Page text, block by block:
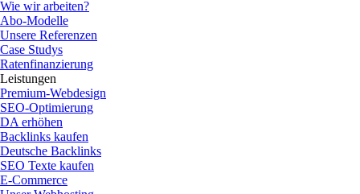
Wie wir arbeiten?
Abo-Modelle
Unsere Referenzen
Case Studys
Ratenfinanzierung
Leistungen
Premium-Webdesign
SEO-Optimierung
DA erhöhen
Backlinks kaufen
Deutsche Backlinks
SEO Texte kaufen
E-Commerce